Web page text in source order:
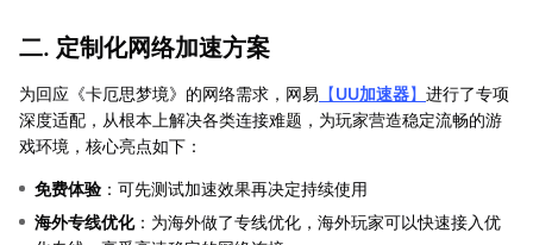
二. 定制化网络加速方案
为回应《卡厄思梦境》的网络需求，网易 【UU加速器】 进行了专项
深度适配，从根本上解决各类连接难题，为玩家营造稳定流畅的游
戏环境，核心亮点如下：
免费体验 ：可先测试加速效果再决定持续使用
海外专线优化：为海外做了专线优化，海外玩家可以快速接入优